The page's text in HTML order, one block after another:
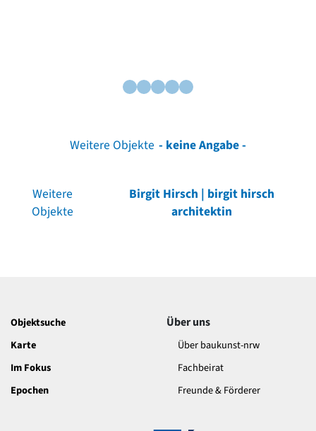
Weitere Objekte - keine Angabe -
Weitere
Objekte
Birgit Hirsch | birgit hirsch
architektin
Objektsuche
Karte
Im Fokus
Epochen
Über uns
Über baukunst-nrw
Fachbeirat
Freunde & Förderer